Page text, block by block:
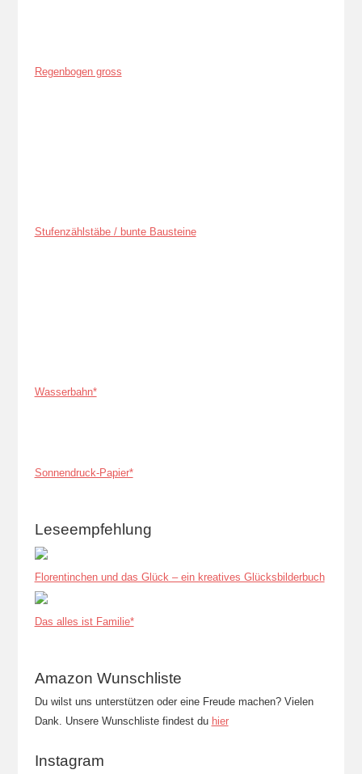
Regenbogen gross
Stufenzählstäbe / bunte Bausteine
Wasserbahn*
Sonnendruck-Papier*
Leseempfehlung
Florentinchen und das Glück – ein kreatives Glücksbilderbuch
Das alles ist Familie*
Amazon Wunschliste
Du wilst uns unterstützen oder eine Freude machen? Vielen
Dank. Unsere Wunschliste findest du hier
Instagram